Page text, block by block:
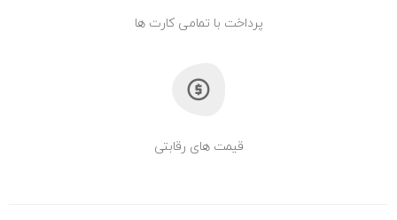
پرداخت با تمامی کارت ها
قیمت های رقابتی